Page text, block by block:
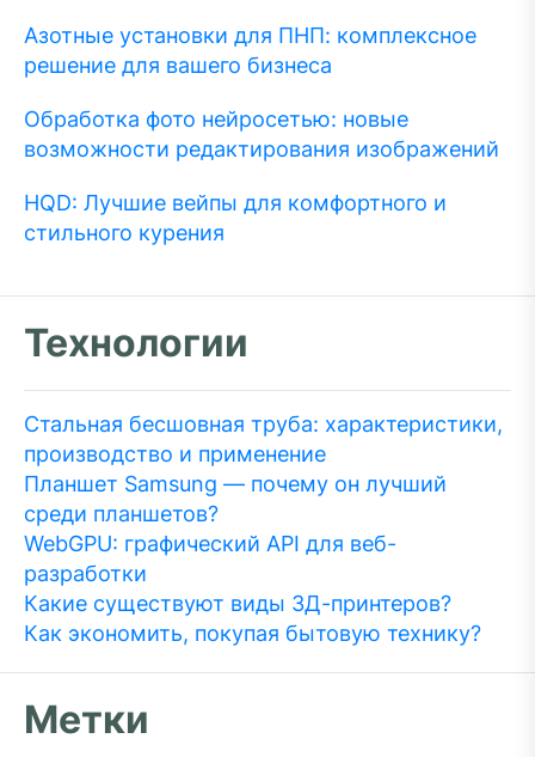
Азотные установки для ПНП: комплексное
решение для вашего бизнеса
Обработка фото нейросетью: новые
возможности редактирования изображений
HQD: Лучшие вейпы для комфортного и
стильного курения
Технологии
Стальная бесшовная труба: характеристики,
производство и применение
Планшет Samsung — почему он лучший
среди планшетов?
WebGPU: графический API для веб-
разработки
Какие существуют виды 3Д-принтеров?
Как экономить, покупая бытовую технику?
Метки